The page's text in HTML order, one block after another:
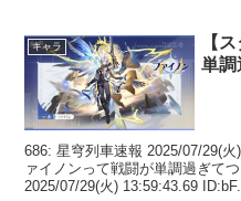
キャラ
【
単
686: 星穹列車速報 2025/07/29(
ァイノンって戦闘が単調過ぎて
2025/07/29(火) 13:59:43.69